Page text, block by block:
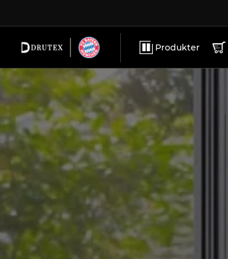
Produkter
TILLEGGSUTSTYR
KONTAKT